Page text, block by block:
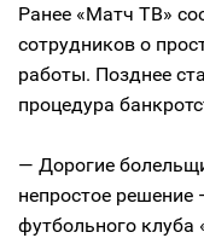
Ранее «Матч ТВ»
сотрудников о
работы. Позднее
процедура
— Дорогие
непростое решение
футбольного клуба